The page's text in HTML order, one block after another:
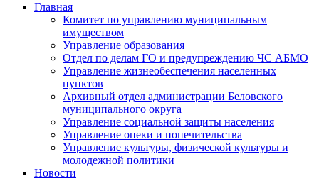
Главная
Комитет по управлению муниципальным
имуществом
Управление образования
Отдел по делам ГО и предупреждению ЧС АБМО
Управление жизнеобеспечения населенных
пунктов
Архивный отдел администрации Беловского
муниципального округа
Управление социальной защиты населения
Управление опеки и попечительства
Управление культуры, физической культуры и
молодежной политики
Новости